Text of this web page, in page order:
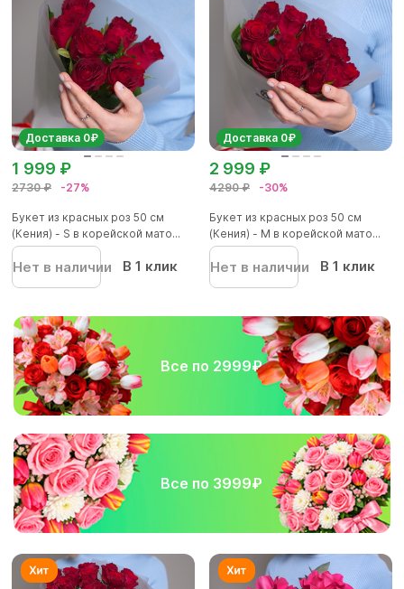
Доставка 0₽
2730 ₽ -27%
1 999 ₽
Букет из красных роз 50 см
(Кения) - S в корейской мато...
Нет в наличии В 1 клик
Доставка 0₽
4290 ₽ -30%
2 999 ₽
Букет из красных роз 50 см
(Кения) - M в корейской мато...
Нет в наличии В 1 клик
Все по 2999₽
Все по 3999₽